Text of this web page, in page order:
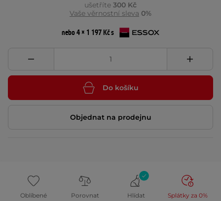
ušetříte 300 Kč
Vaše věrnostní sleva 0%
nebo 4 × 1 197 Kč s
Do košíku
Objednat na prodejnu
Oblíbené Porovnat Hlídat Splátky za 0%